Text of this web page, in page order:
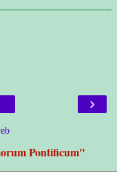
›
Pontificum"